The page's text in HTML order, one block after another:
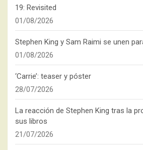
19: Revisited
01/08/2026
Stephen King y Sam Raimi se unen
01/08/2026
‘Carrie’: teaser y póster
28/07/2026
La reacción de Stephen King tras la
sus libros
21/07/2026